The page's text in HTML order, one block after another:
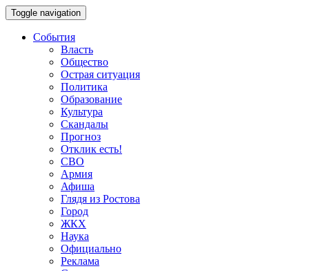
Toggle navigation
События
Власть
Общество
Острая ситуация
Политика
Образование
Культура
Скандалы
Прогноз
Отклик есть!
СВО
Армия
Афиша
Глядя из Ростова
Город
ЖКХ
Наука
Официально
Реклама